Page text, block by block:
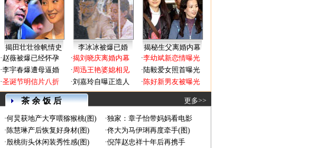
揭田壮壮徐帆情史 李冰冰被爆已婚
揭秘生父离婚内幕
·赵薇被爆已经怀孕
·李宇春爆遭母逼婚
·圣诞节明信片八折
·揭刘晓庆离婚内幕
·周迅王艳婆媳相见
·刘嘉玲自曝正造人
·李幼斌新恋情曝光
·陆毅爱女照首曝光
·陈好新男友被曝光
茶 余 饭 后 更多>>
·何炅获地产大亨喂猕猴桃(图) ·独家：章子怡带妈妈看电影
·陈慧琳产后恢复好身材(图) ·佟大为马伊琍再度牵手(图)
·殷桃街头休闲装秀性感(图) ·倪萍赵忠祥十年后再携手